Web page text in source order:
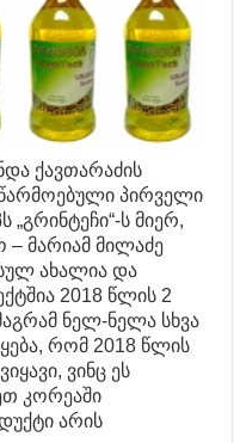
ქავთარაძის
პირველი
„გრინტეჩი“-ს მიერ,
მარიამ მილაძე
ახალია და
2018 წლის 2
ნელ-ნელა სხვა
რომ 2018 წლის
ვინც ეს
კორეაში
არის